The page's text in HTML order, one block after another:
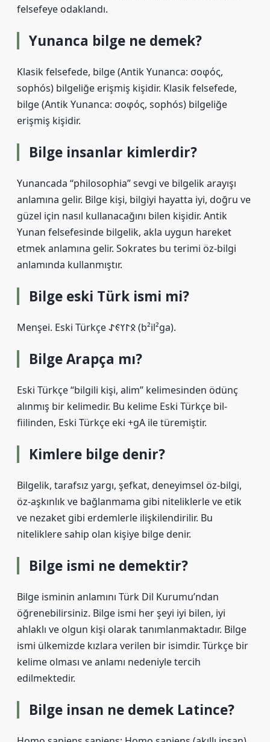
felsefeye odaklandı.
Yunanca bilge ne demek?
Klasik felsefede, bilge (Antik Yunanca: σοφός,
sophós) bilgeliğe erişmiş kişidir. Klasik felsefede,
bilge (Antik Yunanca: σοφός, sophós) bilgeliğe
erişmiş kişidir.
Bilge insanlar kimlerdir?
Yunancada “philosophia” sevgi ve bilgelik arayışı
anlamına gelir. Bilge kişi, bilgiyi hayatta iyi, doğru ve
güzel için nasıl kullanacağını bilen kişidir. Antik
Yunan felsefesinde bilgelik, akla uygun hareket
etmek anlamına gelir. Sokrates bu terimi öz-bilgi
anlamında kullanmıştır.
Bilge eski Türk ismi mi?
Menşei. Eski Türkçe 𐰋𐰃𐰠𐰏𐰀‎ (b²il²ga).
Bilge Arapça mı?
Eski Türkçe “bilgili kişi, alim” kelimesinden ödünç
alınmış bir kelimedir. Bu kelime Eski Türkçe bil-
fiilinden, Eski Türkçe eki +gA ile türemiştir.
Kimlere bilge denir?
Bilgelik, tarafsız yargı, şefkat, deneyimsel öz-bilgi,
öz-aşkınlık ve bağlanmama gibi niteliklerle ve etik
ve nezaket gibi erdemlerle ilişkilendirilir. Bu
niteliklere sahip olan kişiye bilge denir.
Bilge ismi ne demektir?
Bilge isminin anlamını Türk Dil Kurumu’ndan
öğrenebilirsiniz. Bilge ismi her şeyi iyi bilen, iyi
ahlaklı ve olgun kişi olarak tanımlanmaktadır. Bilge
ismi ülkemizde kızlara verilen bir isimdir. Türkçe bir
kelime olması ve anlamı nedeniyle tercih
edilmektedir.
Bilge insan ne demek Latince?